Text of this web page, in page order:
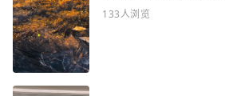
133人浏览